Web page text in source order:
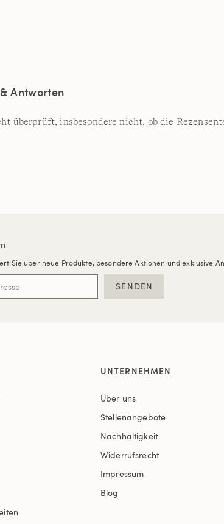
Antworten
überprüft, insbesondere nicht, ob die
Sie über neue Produkte, besondere Aktionen und exklusive
SENDEN
UNTERNEHMEN
Über uns
Stellenangebote
Nachhaltigkeit
Widerrufsrecht
Impressum
Blog